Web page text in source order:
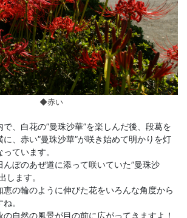
◆赤い
、白花の”曼珠沙華”を楽しんだ後、段葛を
、赤い”曼珠沙華”が咲き始めて明かりを灯
ています。
ぼのあぜ道に添って咲いていた”曼珠沙
します。
恵の輪のように伸びた花をいろんな角度から
。
自然の風景が目の前に広がってきますよ！